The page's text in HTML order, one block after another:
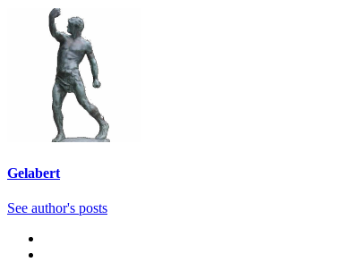
Gelabert
See author's posts